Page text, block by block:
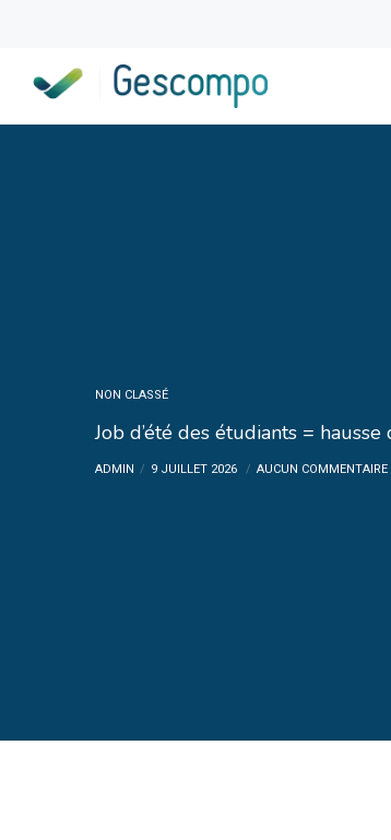
NON CLASSÉ
Job d’été des étudiants = hausse
ADMIN 9 JUILLET 2026 AUCUN COMMENTAIRE